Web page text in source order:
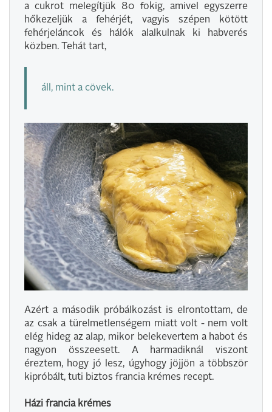
a cukrot melegítjük 80 fokig, amivel egyszerre
hőkezeljük a fehérjét, vagyis szépen kötött
fehérjeláncok és hálók alalkulnak ki habverés
közben. Tehát tart,
áll, mint a cövek.
Azért a második próbálkozást is elrontottam, de
az csak a türelmetlenségem miatt volt - nem volt
elég hideg az alap, mikor belekevertem a habot és
nagyon összeesett. A harmadiknál viszont
éreztem, hogy jó lesz, úgyhogy jöjjön a többször
kipróbált, tuti biztos francia krémes recept.
Házi francia krémes